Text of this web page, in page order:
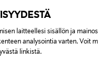
laitteellesi sisällön ja
analysointia varten. Voit
linkistä.